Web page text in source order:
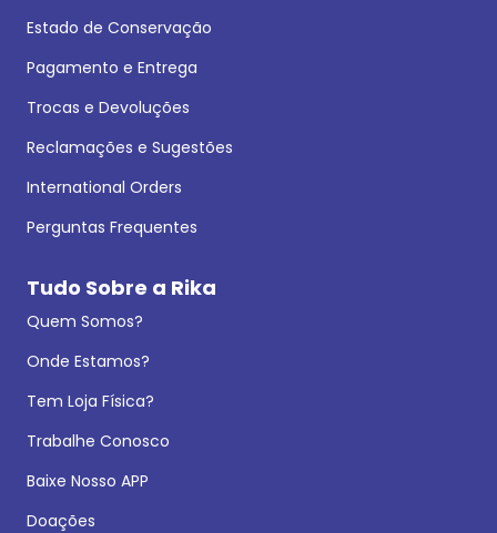
Estado de Conservação
Pagamento e Entrega
Trocas e Devoluções
Reclamações e Sugestões
International Orders
Perguntas Frequentes
Tudo Sobre a Rika
Quem Somos?
Onde Estamos?
Tem Loja Física?
Trabalhe Conosco
Baixe Nosso APP
Doações